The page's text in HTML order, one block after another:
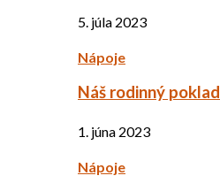
5. júla 2023
Nápoje
Náš rodinný
1. júna 2023
Nápoje